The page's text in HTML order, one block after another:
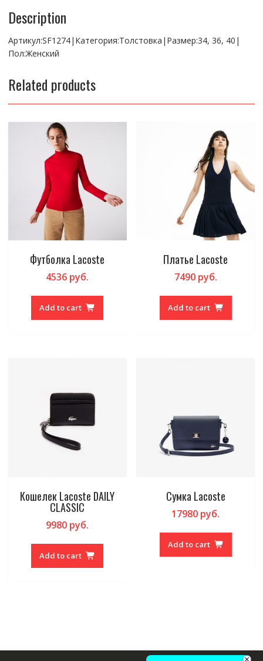
Description
Артикул:SF1274|Категория:Толстовка|Размер:34, 36, 40|
Пол:Женский
Related products
Футболка Lacoste
4536 руб.
Add to cart
Платье Lacoste
7490руб.
Add to cart
Кошелек Lacoste DAILY
CLASSIC
9980 руб.
Add to cart
Сумка Lacoste
17980 руб.
Add to cart